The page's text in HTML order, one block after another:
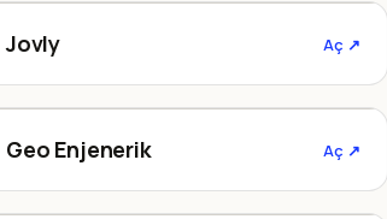
Jovly Aç ↗
Geo Enjenerik Aç ↗